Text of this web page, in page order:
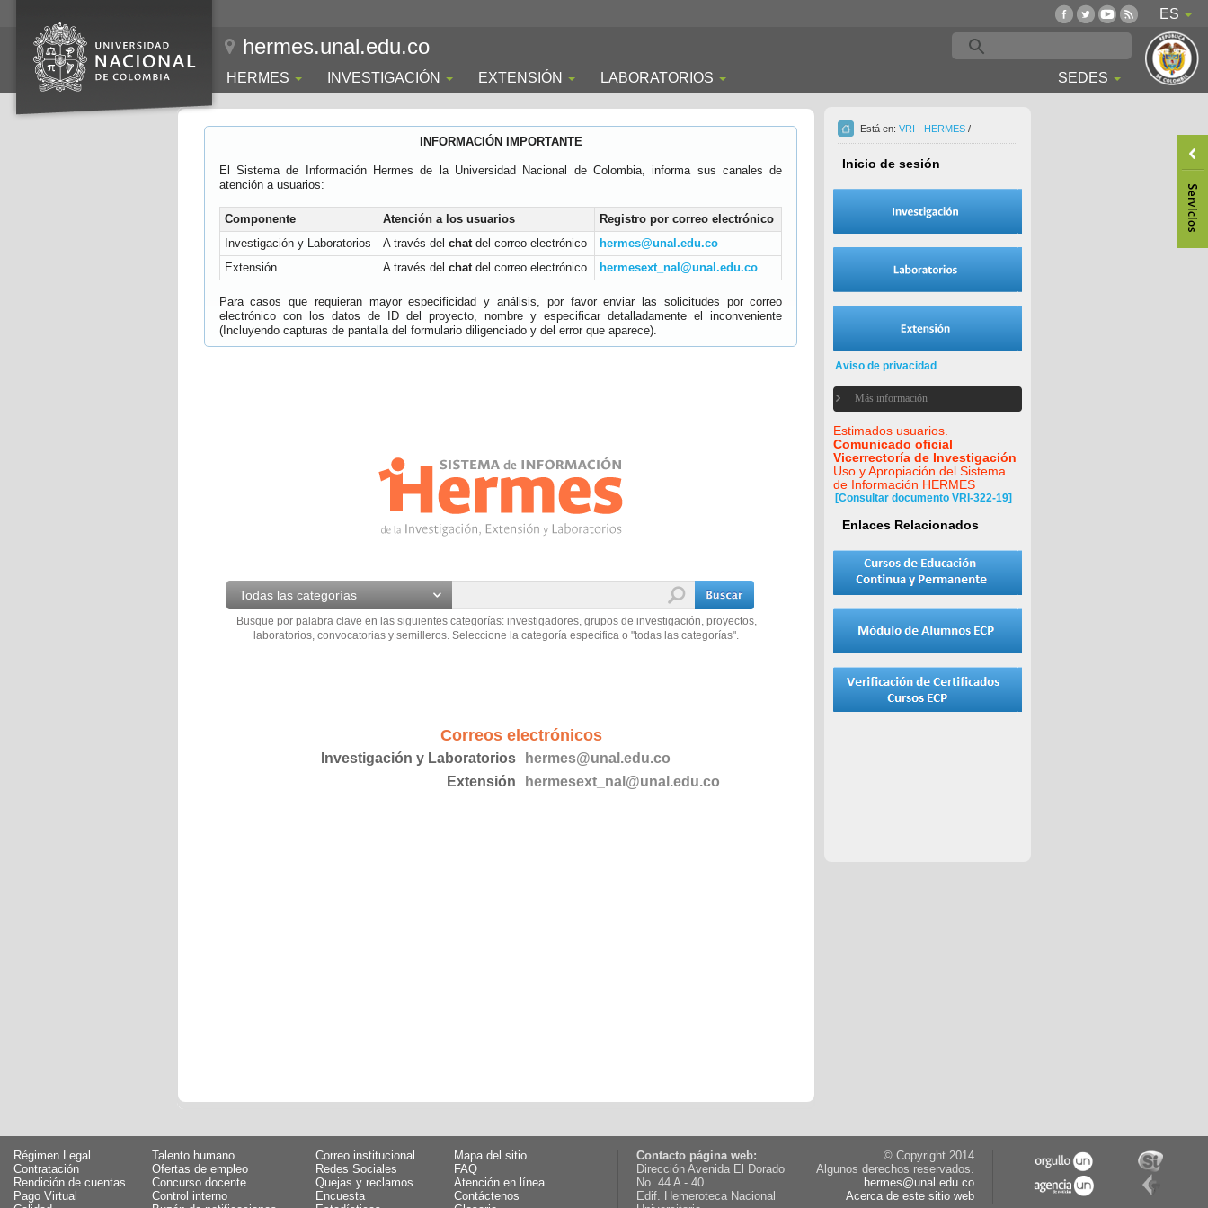
ES
hermes.unal.edu.co
HERMES INVESTIGACIÓN EXTENSIÓN LABORATORIOS SEDES
INFORMACIÓN IMPORTANTE
El Sistema de Información Hermes de la Universidad Nacional de Colombia, informa sus canales de
atención a usuarios:
Componente Atención a los usuarios
Registro por correo electrónico
Investigación y Laboratorios
A través del chatdel correo electrónico
hermes@unal.edu.co
Extensión
A través del chatdel correo electrónico hermesext_nal@unal.edu.co
Para casos que requieran mayor especificidad y análisis, por favor enviar las solicitudes por correo
electrónico con los datos de ID del proyecto, nombre y especificar detalladamente el inconveniente
(Incluyendo capturas de pantalla del formulario diligenciado y del error que aparece).
Todas las categorías
Busque por palabra clave en las siguientes categorías: investigadores, grupos de investigación, proyectos,
laboratorios, convocatorias y semilleros. Seleccione la categoría especifica o "todas las categorías".
Correos electrónicos
Investigación y Laboratorios
hermes@unal.edu.co
Extensión
hermesext_nal@unal.edu.co
Está en: VRI - HERMES /
Inicio de sesión
Aviso de privacidad
Más información
Estimados usuarios.
Comunicado oficial
Vicerrectoría de Investigación
Uso y Apropiación del Sistema
de Información HERMES
[Consultar documento VRI-322-19]
Enlaces Relacionados
Régimen Legal
Talento humano
Contratación
Ofertas de empleo
Rendición de cuentas
Concurso docente
Pago Virtual
Control interno
Correo institucional
Mapa del sitio
Redes Sociales
FAQ
Quejas y reclamos
Atención en línea
Encuesta
Contáctenos
Contacto página web:
Dirección Avenida El Dorado
No. 44 A - 40
Edif. Hemeroteca Nacional
© Copyright 2014
Algunos derechos reservados.
hermes@unal.edu.co
Acerca de este sitio web